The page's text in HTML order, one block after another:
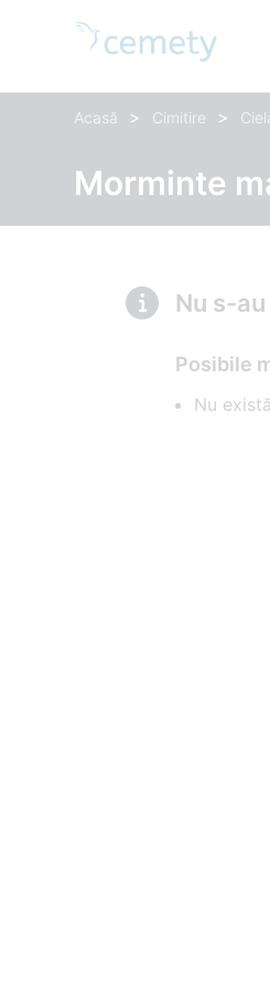
Acasă > Cimitire >
Morminte
Nu s-
Posibile
Nu